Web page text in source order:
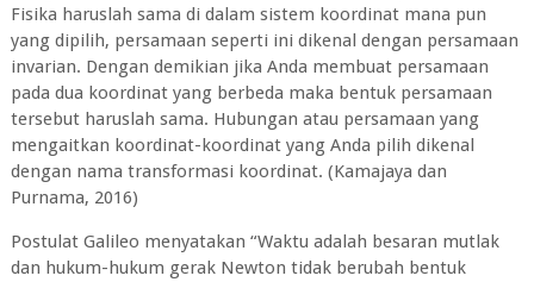
Fisika haruslah sama di dalam sistem koordinat mana pun
yang dipilih, persamaan seperti ini dikenal dengan persamaan
invarian. Dengan demikian jika Anda membuat persamaan
pada dua koordinat yang berbeda maka bentuk persamaan
tersebut haruslah sama. Hubungan atau persamaan yang
mengaitkan koordinat-koordinat yang Anda pilih dikenal
dengan nama transformasi koordinat. (Kamajaya dan
Purnama‚ 2016)
Postulat Galileo menyatakan “Waktu adalah besaran mutlak
dan hukum-hukum gerak Newton tidak berubah bentuk